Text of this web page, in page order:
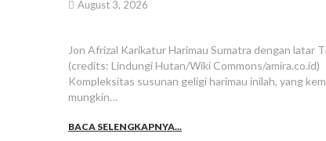
August 3, 2026
Jon Afrizal Karikatur Harimau Sumatra dengan latar
(credits: Lindungi Hutan/Wiki Commons/amira.co.id)
Kompleksitas susunan geligi harimau inilah, yang
mungkin…
BACA SELENGKAPNYA...